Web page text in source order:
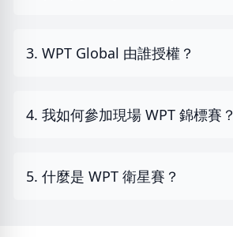
3. WPT Global 由誰授權？
4. 我如何參加現場 WPT 錦標賽？
5. 什麼是 WPT 衛星賽？